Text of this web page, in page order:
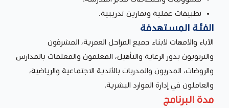
تطبيقات عملية وتمارين تدريبية.
الفئة المستهدفة
الآباء والأمهات لأبناء جميع المراحل العمرية، المشرفون
والتربويون بدور الرعاية والتأهيل، المعلمون والمعلمات بالمدارس
والروضات، المدربون والمدربات بالأندية الاجتماعية والرياضية،
والعاملون في إدارة الموارد البشرية.
مدة البرنامج